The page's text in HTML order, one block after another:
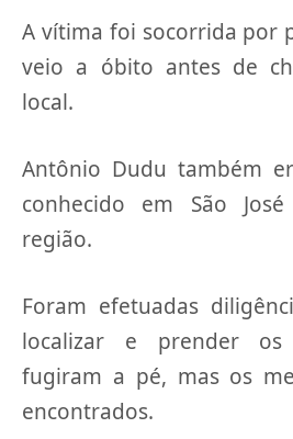
A vítima foi socorrida por
veio a óbito antes de
local.
Antônio Dudu também
conhecido em São
região.
Foram efetuadas
localizar e prender os
fugiram a pé, mas os
encontrados.